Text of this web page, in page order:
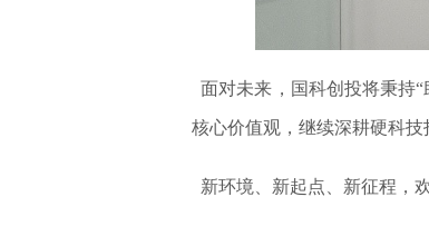
面对未来，国科创投将秉持
核心价值观，继续深耕硬科
新环境、新起点、新征程，